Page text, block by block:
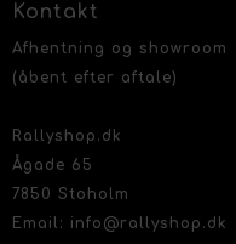
Kontakt
Afhentning og showroom
(åbent efter aftale)
Rallyshop.dk
Ågade 65
7850 Stoholm
Email: info@rallyshop.dk